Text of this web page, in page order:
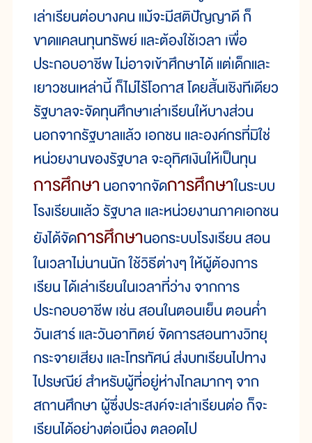
เล่าเรียนต่อบางคน แม้จะมีสติปัญญาดี ก็
ขาดแคลนทุนทรัพย์ และต้องใช้เวลา เพื่อ
ประกอบอาชีพ ไม่อาจเข้าศึกษาได้ แต่เด็กและ
เยาวชนเหล่านี้ ก็ไม่ไร้โอกาส โดยสิ้นเชิงทีเดียว
รัฐบาลจะจัดทุนศึกษาเล่าเรียนให้บางส่วน
นอกจากรัฐบาลแล้ว เอกชน และองค์กรที่มิใช่
หน่วยงานของรัฐบาล จะอุทิศเงินให้เป็นทุน
การศึกษานอกจากจัดการศึกษาในระบบ
โรงเรียนแล้ว รัฐบาล และหน่วยงานภาคเอกชน
ยังได้จัดการศึกษานอกระบบโรงเรียน สอน
ในเวลาไม่นานนัก ใช้วิธีต่างๆ ให้ผู้ต้องการ
เรียน ได้เล่าเรียนในเวลาที่ว่าง จากการ
ประกอบอาชีพ เช่น สอนในตอนเย็น ตอนค่ำ
วันเสาร์ และวันอาทิตย์ จัดการสอนทางวิทยุ
กระจายเสียง และโทรทัศน์ ส่งบทเรียนไปทาง
ไปรษณีย์ สำหรับผู้ที่อยู่ห่างไกลมากๆ จาก
สถานศึกษา ผู้ซึ่งประสงค์จะเล่าเรียนต่อ ก็จะ
เรียนได้อย่างต่อเนื่อง ตลอดไป